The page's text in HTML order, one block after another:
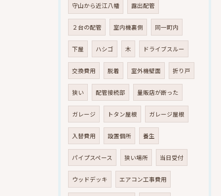
守山から近江八幡 露出配管
２台の配管 室内機裏側 同一町内
下屋 ハシゴ 木 ドライブスルー
交換費用 脱着 室外機壁面 折り戸
狭い 配管接続部 量販店が断った
ガレージ トタン屋根 ガレージ屋根
入替費用 設置個所 養生
パイプスペース 狭い場所 当日受付
ウッドデッキ エアコン工事費用